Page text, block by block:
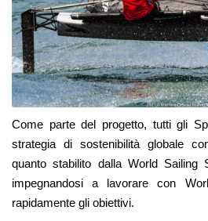
Come parte del progetto, tutti gli
strategia di sostenibilità globale
quanto stabilito dalla World Sailing
impegnandosi a lavorare con
rapidamente gli obiettivi.